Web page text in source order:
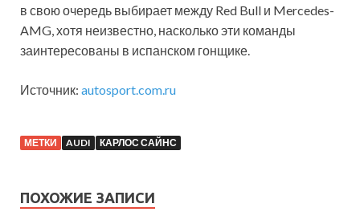
в свою очередь выбирает между Red Bull и Mercedes-
AMG, хотя неизвестно, насколько эти команды
заинтересованы в испанском гонщике.
Источник: autosport.com.ru
МЕТКИ AUDI КАРЛОС САЙНС
ПОХОЖИЕ ЗАПИСИ